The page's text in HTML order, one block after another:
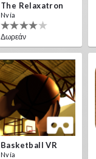
The Relaxatron
Nvía
Δωρεάν
Basketball VR
Nvía